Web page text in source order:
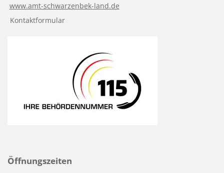
www.amt-schwarzenbek-land.de
Kontaktformular
Öffnungszeiten